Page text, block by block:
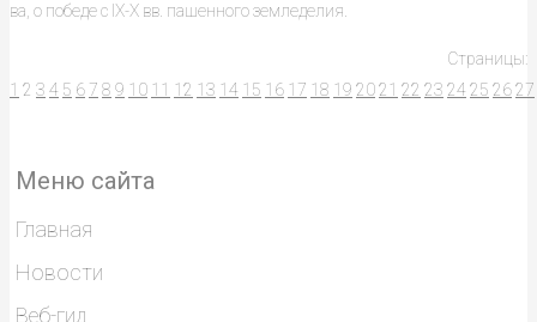
ва, о победе с IX-X вв. пашенного земледелия.
Страницы:
1 2 3 4 5 6 7 8 9 10 11 12 13 14 15 16 17 18 19 2021 22 23 24 25 2627
Меню сайта
Главная
Новости
Веб-гид